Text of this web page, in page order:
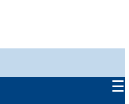
☰